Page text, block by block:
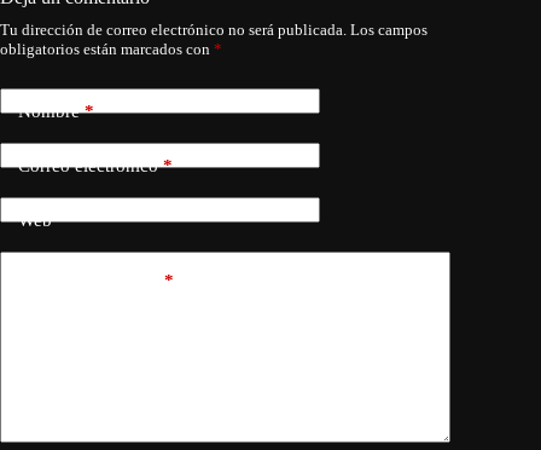
Tu dirección de correo electrónico no será publicada. Los campos
obligatorios están marcados con *
Nombre*
Correo electrónico*
Web
*